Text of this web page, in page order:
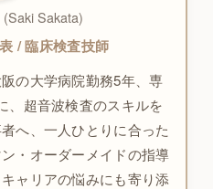
(Saki Sakata)
/ 臨床検査技師
の大学病院勤務5年、専
、超音波検査のスキルを
へ、一人ひとりに合った
・オーダーメイドの指導
ャリアの悩みにも寄り添